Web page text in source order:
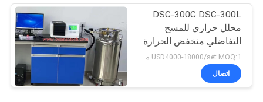
DSC-300C DSC-300L
محلل حراري للمسح
التفاضلي منخفض الحرارة
DSC
USD4000-18000/set MOQ:1 مجموعة
اتصال